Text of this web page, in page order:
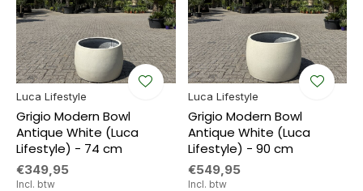
Luca Lifestyle
Grigio Modern Bowl
Antique White (Luca
Lifestyle) - 74 cm
€349,95
Incl. btw
Luca Lifestyle
Grigio Modern Bowl
Antique White (Luca
Lifestyle) - 90 cm
€549,95
Incl. btw